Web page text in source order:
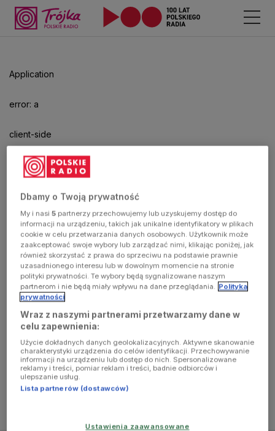
Application
error: a
client-side
exception
has
occurred
(see the
browser
console for
more
information)
Dbamy o Twoją prywatność
My i nasi5 partnerzy przechowujemy lub uzyskujemy dostęp do
informacji na urządzeniu, takich jak unikalne identyfikatory w plikach
cookie w celu przetwarzania danych osobowych. Użytkownik może
zaakceptować swoje wybory lub zarządzać nimi, klikając poniżej, jak
również skorzystać z prawa do sprzeciwu na podstawie prawnie
uzasadnionego interesu lub w dowolnym momencie na stronie
polityki prywatności. Te wybory będą sygnalizowane naszym
partnerom i nie będą miały wpływu na dane przeglądania. Polityka
prywatności
Wraz z naszymi partnerami przetwarzamy dane w
celu zapewnienia:
Użycie dokładnych danych geolokalizacyjnych. Aktywne skanowanie
charakterystyki urządzenia do celów identyfikacji. Przechowywanie
informacji na urządzeniu lub dostęp do nich. Spersonalizowane
reklamy i treści, pomiar reklam i treści, badnie odbiorców i
ulepszanie usług.
Lista partnerów (dostawców)
Ustawienia zaawansowane